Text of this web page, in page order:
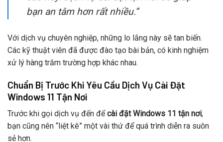
bạn an tâm hơn rất nhiều.”
Với dịch vụ chuyên nghiệp, những lo lắng này sẽ tan biến.
Các kỹ thuật viên đã được đào tạo bài bản, có kinh nghiệm
xử lý hàng trăm trường hợp khác nhau.
Chuẩn Bị Trước Khi Yêu Cầu Dịch Vụ Cài Đặt
Windows 11 Tận Nơi
Trước khi gọi dịch vụ đến đểcài đặt Windows 11 tận nơi,
bạn cũng nên “liệt kê” một vài thứ để quá trình diễn ra suôn
sẻ hơn.